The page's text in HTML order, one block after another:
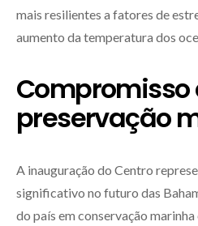
mais resilientes a fatores de
aumento da temperatura dos
Compromisso
preservação
A inauguração do Centro
significativo no futuro das
do país em conservação